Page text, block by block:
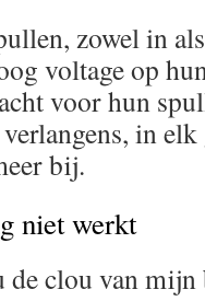
zowel in
voltage op
voor hun
in
bij.
niet werkt
clou van mijn